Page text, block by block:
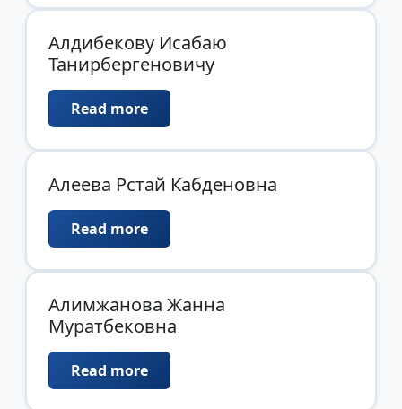
Алдибекову Исабаю
Танирбергеновичу
Read more
Алеева Рстай Кабденовна
Read more
Алимжанова Жанна
Муратбековна
Read more